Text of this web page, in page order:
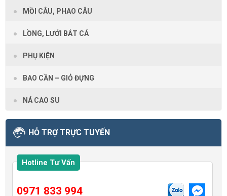
MỒI CÂU, PHAO CÂU
LỒNG, LƯỚI BẮT CÁ
PHỤ KIỆN
BAO CẦN – GIỎ ĐỰNG
NÁ CAO SU
HỖ TRỢ TRỰC TUYẾN
Hotline Tư Vấn
0971 833 994